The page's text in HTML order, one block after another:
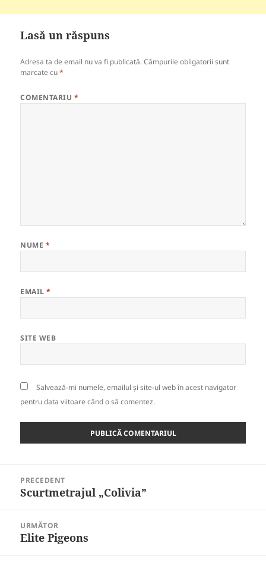
Lasă un răspuns
Adresa ta de email nu va fi publicată. Câmpurile obligatorii sunt
marcate cu*
COMENTARIU *
NUME *
EMAIL*
SITE WEB
Salvează-mi numele, emailul și site-ul web în acest navigator
pentru data viitoare când o să comentez.
articole
PRECEDENT
Articolul
Scurtmetrajul „Colivia”
URMĂTOR
Articolul
Elite Pigeons